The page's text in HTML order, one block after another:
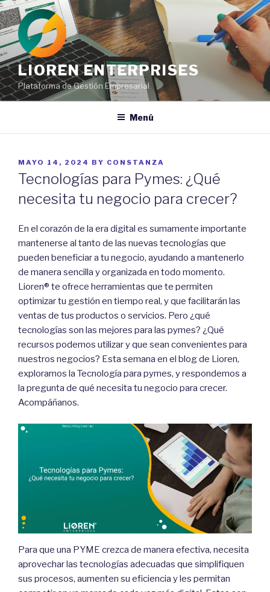
Ir
al
contenido
LIOREN ENTERPRISES
Plataforma de Gestión Empresarial
Menú
POSTED
ON
MAYO 14, 2024 BY CONSTANZA
Tecnologías para Pymes: ¿Qué
necesita tu negocio para crecer?
En el corazón de la era digital es sumamente importante
mantenerse al tanto de las nuevas tecnologías que
pueden beneficiar a tu negocio, ayudando a mantenerlo
de manera sencilla y organizada en todo momento.
Lioren® te ofrece herramientas que te permiten
optimizar tu gestión en tiempo real, y que facilitarán las
ventas de tus productos o servicios. Pero ¿qué
tecnologías son las mejores para las pymes? ¿Qué
recursos podemos utilizar y que sean convenientes para
nuestros negocios? Esta semana en el blog de Lioren,
exploramos la Tecnología para pymes, y respondemos a
la pregunta de qué necesita tu negocio para crecer.
Acompáñanos.
Para que una PYME crezca de manera efectiva, necesita
aprovechar las tecnologías adecuadas que simplifiquen
sus procesos, aumenten su eficiencia y les permitan